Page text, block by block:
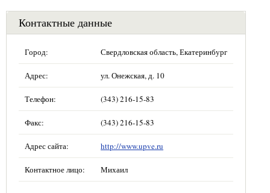
Контактные данные
Город: Свердловская область, Екатеринбург
Адрес: ул. Онежская, д. 10
Телефон: (343) 216-15-83
Факс: (343) 216-15-83
Адрес сайта: http://www.upve.ru
Контактное лицо: Михаил